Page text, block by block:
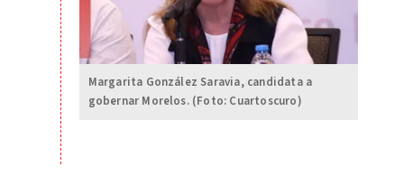
Margarita González Saravia, candidata a
gobernar Morelos. (Foto: Cuartoscuro)